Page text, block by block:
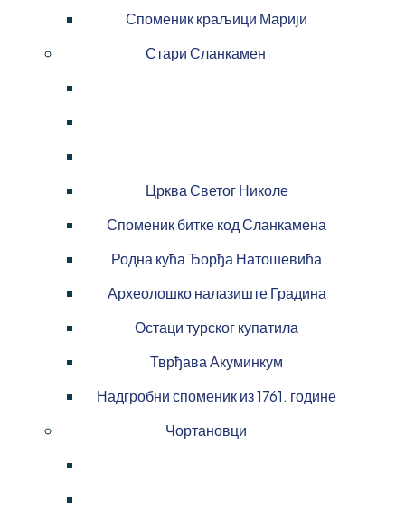
Споменик краљици Марији
Стари Сланкамен
Црква Светог Николе
Споменик битке код Сланкамена
Родна кућа Ђорђа Натошевића
Археолошко налазиште Градина
Остаци турског купатила
Тврђава Акуминкум
Надгробни споменик из 1761. године
Чортановци